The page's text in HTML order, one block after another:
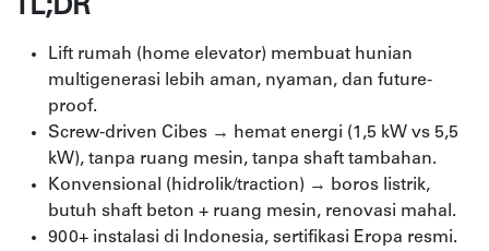
TL;DR
Lift rumah (home elevator) membuat hunian
multigenerasi lebih aman, nyaman, dan future-
proof.
Screw-driven Cibes → hemat energi (1,5 kW vs 5,5
kW), tanpa ruang mesin, tanpa shaft tambahan.
Konvensional (hidrolik/traction) → boros listrik,
butuh shaft beton + ruang mesin, renovasi mahal.
900+ instalasi di Indonesia, sertifikasi Eropa resmi.